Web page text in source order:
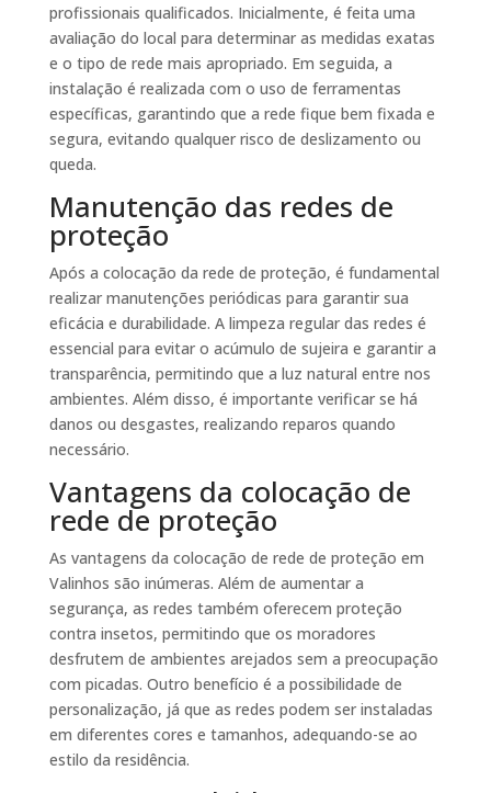
profissionais qualificados. Inicialmente, é feita uma
avaliação do local para determinar as medidas exatas
e o tipo de rede mais apropriado. Em seguida, a
instalação é realizada com o uso de ferramentas
específicas, garantindo que a rede fique bem fixada e
segura, evitando qualquer risco de deslizamento ou
queda.
Manutenção das redes de
proteção
Após a colocação da rede de proteção, é fundamental
realizar manutenções periódicas para garantir sua
eficácia e durabilidade. A limpeza regular das redes é
essencial para evitar o acúmulo de sujeira e garantir a
transparência, permitindo que a luz natural entre nos
ambientes. Além disso, é importante verificar se há
danos ou desgastes, realizando reparos quando
necessário.
Vantagens da colocação de
rede de proteção
As vantagens da colocação de rede de proteção em
Valinhos são inúmeras. Além de aumentar a
segurança, as redes também oferecem proteção
contra insetos, permitindo que os moradores
desfrutem de ambientes arejados sem a preocupação
com picadas. Outro benefício é a possibilidade de
personalização, já que as redes podem ser instaladas
em diferentes cores e tamanhos, adequando-se ao
estilo da residência.